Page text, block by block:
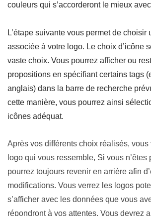
couleurs qui s’accorderont le mieux
L’étape suivante vous permet de choisir
associée à votre logo. Le choix d’icône
vaste choix. Vous pourrez afficher ou
propositions en spécifiant certains tags
anglais) dans la barre de recherche
cette manière, vous pourrez ainsi
icônes adéquat.
Après vos différents choix réalisés, vous
logo qui vous ressemble, Si vous n’êtes
pourrez toujours revenir en arrière afin
modifications. Vous verrez les logos
s’afficher avec les données que vous
répondront à vos attentes. Vous devrez